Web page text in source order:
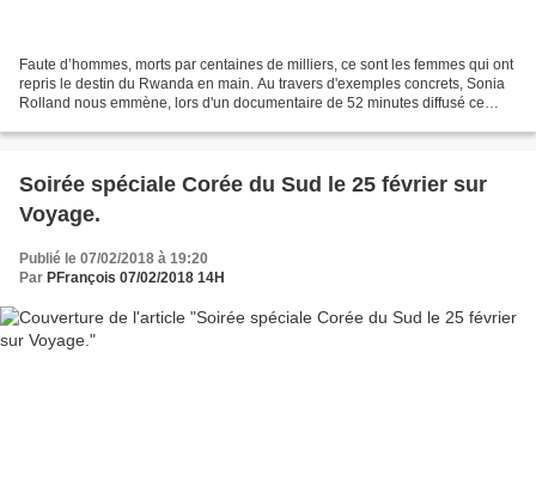
Faute d’hommes, morts par centaines de milliers, ce sont les femmes qui ont
repris le destin du Rwanda en main. Au travers d'exemples concrets, Sonia
Rolland nous emmène, lors d'un documentaire de 52 minutes diffusé ce
Soirée spéciale Corée du Sud le 25 février sur
Voyage.
Publié le 07/02/2018 à 19:20
Par PFrançois 07/02/2018 14H